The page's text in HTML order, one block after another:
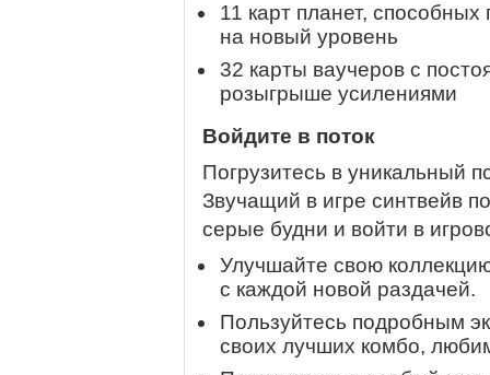
11 карт планет,
на новый уровень
32 карты ваучеров с
розыгрыше усилениями
Войдите в поток
Погрузитесь в уникальный
Звучащий в игре синтвейв
серые будни и войти в
Улучшайте свою
с каждой новой раздачей.
Пользуйтесь подробным
своих лучших комбо,